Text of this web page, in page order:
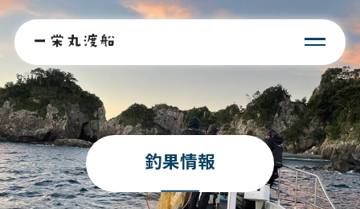
釣果情報